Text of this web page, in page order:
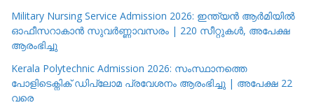
Military Nursing Service Admission 2026: ഇന്ത്യൻ ആർമിയിൽ
ഓഫീസറാകാൻ സുവർണ്ണാവസരം | 220 സീറ്റുകൾ, അപേക്ഷ
ആരംഭിച്ചു
Kerala Polytechnic Admission 2026: സംസ്ഥാനത്തെ
പോളിടെക്നിക് ഡിപ്ലോമ പ്രവേശനം ആരംഭിച്ചു | അപേക്ഷ 22
വരെ